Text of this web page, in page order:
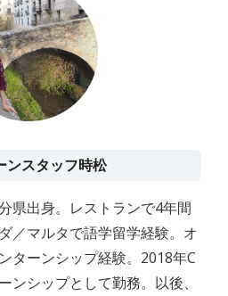
ンスタッフ時松
県出身。レストランで4年間
／マルタで語学留学経験。オ
ターンシップ経験。2018年C
ンシップとして勤務。以後、